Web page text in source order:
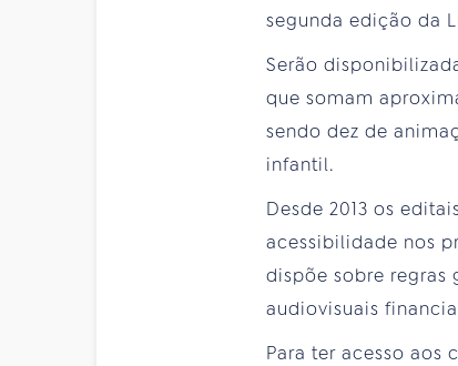
segunda edição da
Serão
que somam
sendo dez de
infantil.
Desde 2013 os
acessibilidade nos
dispõe sobre regras
audiovisuais
Para ter acesso aos